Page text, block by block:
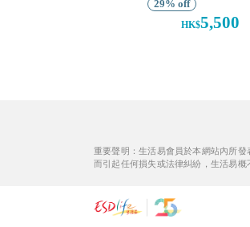
重要聲明：生活易會員於本網站內所
而引起任何損失或法律糾紛，生活易概